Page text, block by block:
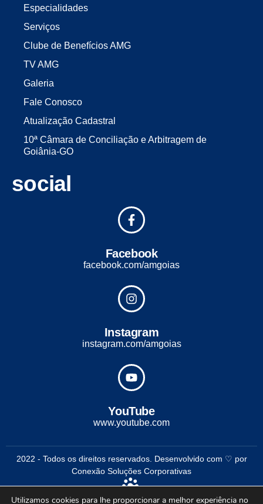
Especialidades
Serviços
Clube de Benefícios AMG
TV AMG
Galeria
Fale Conosco
Atualização Cadastral
10ª Câmara de Conciliação e Arbitragem de
Goiânia-GO
social
Facebook
facebook.com/amgoias
Instagram
instagram.com/amgoias
YouTube
www.youtube.com
2022 - Todos os direitos reservados. Desenvolvido com ♡ por
Conexão Soluções Corporativas
Utilizamos cookies para lhe proporcionar a melhor experiência no